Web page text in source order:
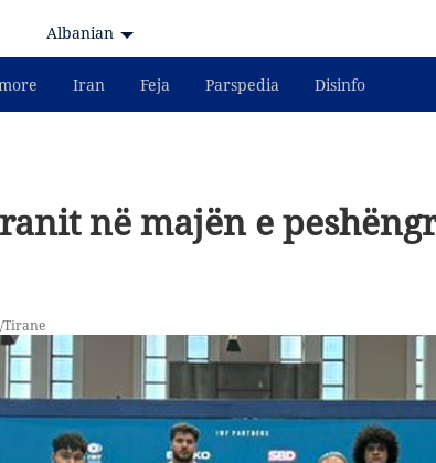
Albanian
Iran Feja Parspedia Disinfo
në majën e
Tirane